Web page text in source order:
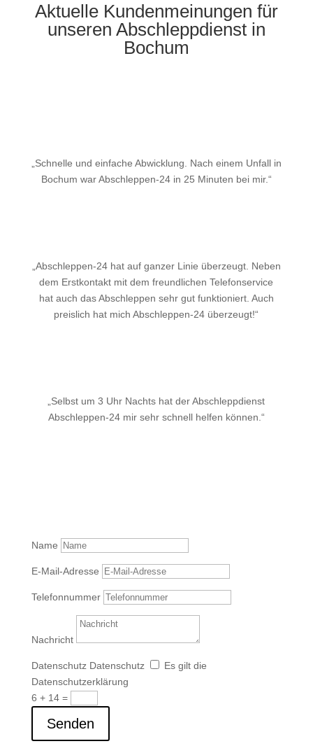
Aktuelle Kundenmeinungen für
unseren Abschleppdienst in
Bochum
„Schnelle und einfache Abwicklung. Nach einem Unfall in
Bochum war Abschleppen-24 in 25 Minuten bei mir.“
„Abschleppen-24 hat auf ganzer Linie überzeugt. Neben
dem Erstkontakt mit dem freundlichen Telefonservice
hat auch das Abschleppen sehr gut funktioniert. Auch
preislich hat mich Abschleppen-24 überzeugt!“
„Selbst um 3 Uhr Nachts hat der Abschleppdienst
Abschleppen-24 mir sehr schnell helfen können.“
Name
E-Mail-Adresse
Telefonnummer
Nachricht
Datenschutz Datenschutz
Es gilt die
Datenschutzerklärung
6 + 14=
Senden